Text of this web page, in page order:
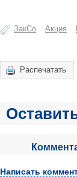
ЗакСо Акция
Распечатать
Написать